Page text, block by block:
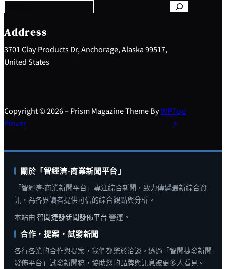
c
h
Address
3701 Clay Products Dr, Anchorage, Alaska 99517,
United States
Copyright © 2026 – Prism Magazine Theme ByWP
Plover
Top
↑
關於「智經濟-商業新聞平台」
「智經濟-商業新聞平台」專注綜合新聞，致力傳遞最新綜合資
訊，為各界讀者提供可信的綜合觀點與分析。
本站由 智聞捷發新聞發佈平台 營運。
合作・提案・試發新聞
各行各業的合作與提案，我們都樂於洽談。透過「智聞捷發新聞
發佈平台」試發新聞稿，協助您的品牌與訊息被更多人看見。